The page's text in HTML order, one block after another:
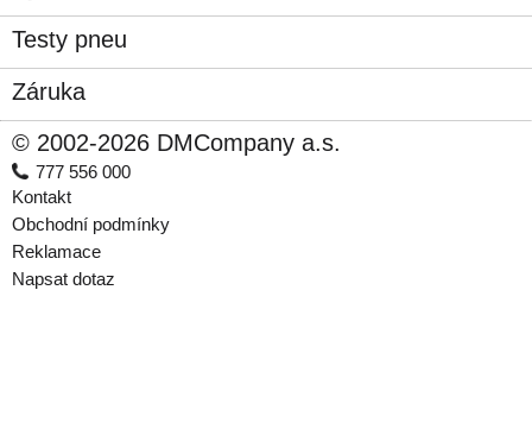
Testy pneu
Záruka
© 2002-2026 DMCompany a.s.
777 556 000
Kontakt
Obchodní podmínky
Reklamace
Napsat dotaz